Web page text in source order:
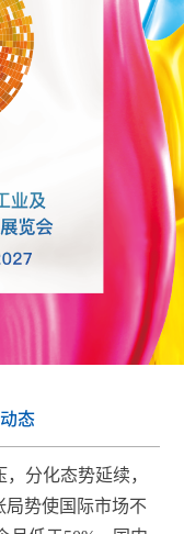
态
分化态势延续，
势使国际市场不